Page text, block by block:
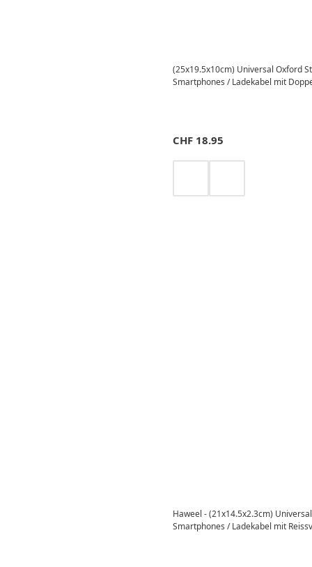
(25x19.5x10cm) Universal Oxford
Smartphones / Ladekabel mit
CHF 18.95
Haweel - (21x14.5x2.3cm)
Smartphones / Ladekabel mit